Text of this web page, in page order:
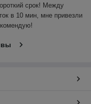
срок! Между
в 10 мин, мне привезли